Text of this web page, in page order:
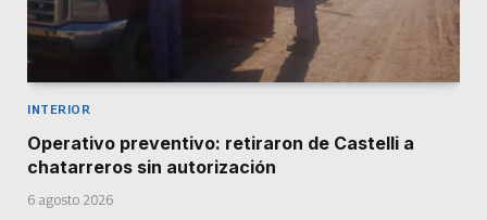
INTERIOR
Operativo preventivo: retiraron de Castelli a
chatarreros sin autorización
6 agosto 2026